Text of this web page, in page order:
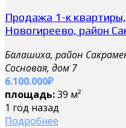
Продажа 1-к
Новогиреево, район
Балашиха, район
Сосновая, дом 7
6.100.000₽
площадь:39 м²
1 год назад
Подробнее